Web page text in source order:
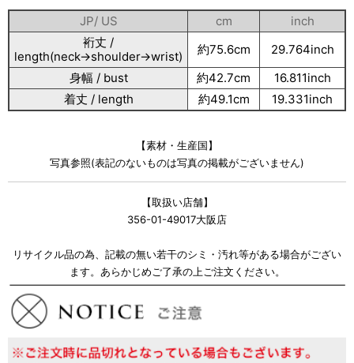
JP/ US cm
inch
裄丈 /
length(neck→shoulder→wrist)
約75.6cm
29.764inch
身幅 / bust
約42.7cm
16.811inch
着丈 / length
約49.1cm 19.331inch
【素材・生産国】
写真参照(表記のないものは写真の掲載がございません)
【取扱い店舗】
356-01-49017大阪店
リサイクル品の為、記載の無い若干のシミ・汚れ等がある場合がござい
ます。あらかじめご了承の上ご注文ください。